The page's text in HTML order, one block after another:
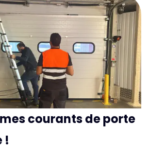
courants de porte
!